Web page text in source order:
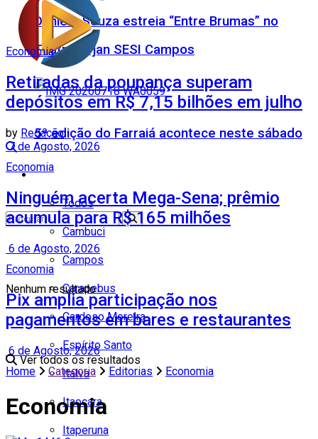
Daniele Souza estreia “Entre Brumas” no
Teatro Firjan SESI Campos
5ª edição do Farraiá acontece neste sábado
Cidades
Todos
Cambuci
Campos
Carapebus
Cardoso Moreira
Espírito Santo
Italva
Itaocara
Itaperuna
Nenhum resultado
Ver todos os resultados
Economia
Retiradas da poupança superam
depósitos em R$ 7,15 bilhões em julho
by Redação
7 de Agosto, 2026
Economia
Ninguém acerta Mega-Sena; prêmio
acumula para R$ 165 milhões
6 de Agosto, 2026
Economia
Pix amplia participação nos
pagamentos em bares e restaurantes
6 de Agosto, 2026
Home
Categoria Editorias Economia
Economia